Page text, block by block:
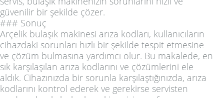
güvenilir bir şekilde çözer.
### Sonuç
Arçelik bulaşık makinesi arıza kodları, kullanıcıların
cihazdaki sorunları hızlı bir şekilde tespit etmesine
ve çözüm bulmasına yardımcı olur. Bu makalede, en
sık karşılaşılan arıza kodlarını ve çözümlerini ele
aldık. Cihazınızda bir sorunla karşılaştığınızda, arıza
kodlarını kontrol ederek ve gerekirse servisten